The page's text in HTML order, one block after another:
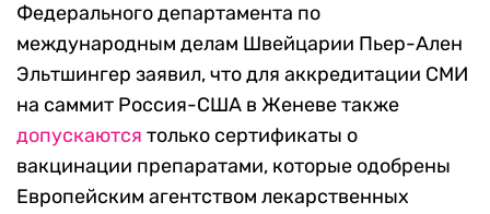
Федерального департамента по
международным делам Швейцарии Пьер-Ален
Эльтшингер заявил, что для аккредитации СМИ
на саммит Россия-США в Женеве также
допускаются только сертификаты о
вакцинации препаратами, которые одобрены
Европейским агентством лекарственных